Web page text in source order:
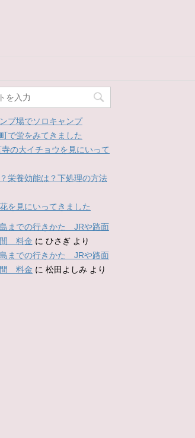
プ場でソロキャンプ
で蛍をみてきました
の大イチョウを見にいって
栄養効能は？下処理の方法
を見にいってきました
島までの行きかた JRや路面
間 料金 に ひさぎ より
島までの行きかた JRや路面
間 料金 に 松田よしみ より